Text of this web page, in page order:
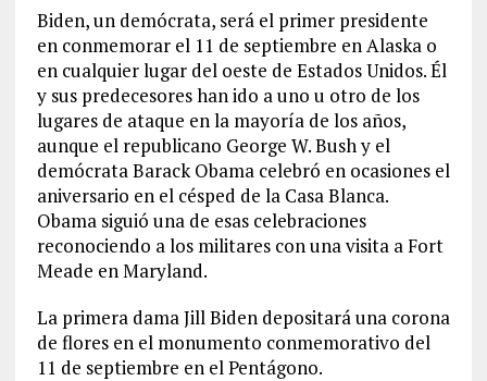
Biden, un demócrata, será el primer presidente
en conmemorar el 11 de septiembre en Alaska o
en cualquier lugar del oeste de Estados Unidos. Él
y sus predecesores han ido a uno u otro de los
lugares de ataque en la mayoría de los años,
aunque el republicano George W. Bush y el
demócrata Barack Obama celebró en ocasiones el
aniversario en el césped de la Casa Blanca.
Obama siguió una de esas celebraciones
reconociendo a los militares con una visita a Fort
Meade en Maryland.
La primera dama Jill Biden depositará una corona
de flores en el monumento conmemorativo del
11 de septiembre en el Pentágono.